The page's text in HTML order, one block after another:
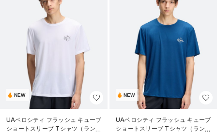
NEW
UAベロシティ フラッシュ キューブ
ショートスリーブ Tシャツ（ランニ
NEW
UAベロシティ フラッシュ キューブ
ショートスリーブ Tシャツ（ランニ